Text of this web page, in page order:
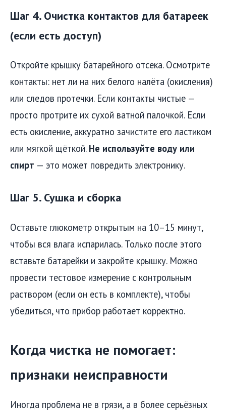
Шаг 4. Очистка контактов для батареек
(если есть доступ)
Откройте крышку батарейного отсека. Осмотрите
контакты: нет ли на них белого налёта (окисления)
или следов протечки. Если контакты чистые —
просто протрите их сухой ватной палочкой. Если
есть окисление, аккуратно зачистите его ластиком
или мягкой щёткой. Не используйте воду или
спирт — это может повредить электронику.
Шаг 5. Сушка и сборка
Оставьте глюкометр открытым на 10–15 минут,
чтобы вся влага испарилась. Только после этого
вставьте батарейки и закройте крышку. Можно
провести тестовое измерение с контрольным
раствором (если он есть в комплекте), чтобы
убедиться, что прибор работает корректно.
Когда чистка не помогает:
признаки неисправности
Иногда проблема не в грязи, а в более серьёзных